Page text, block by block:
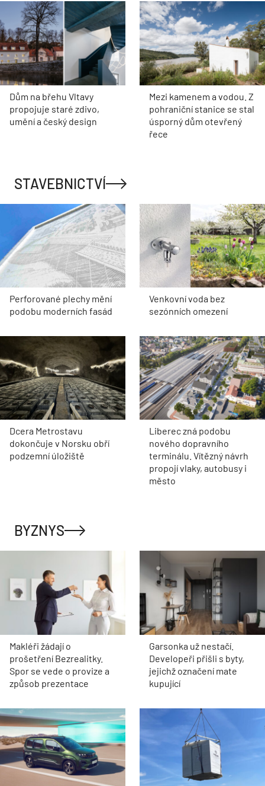
Dům na břehu Vltavy
propojuje staré zdivo,
umění a český design
Mezi kamenem a vodou. Z
pohraniční stanice se stal
úsporný dům otevřený
řece
STAVEBNICTVÍ
Perforované plechy mění
podobu moderních fasád
Venkovní voda bez
sezónních omezení
Dcera Metrostavu
dokončuje v Norsku obří
podzemní úložiště
Liberec zná podobu
nového dopravního
terminálu. Vítězný návrh
propojí vlaky, autobusy i
město
BYZNYS
Makléři žádají o
prošetření Bezrealitky.
Spor se vede o provize a
způsob prezentace
Garsonka už nestačí.
Developeři přišli s byty,
jejichž označení mate
kupující